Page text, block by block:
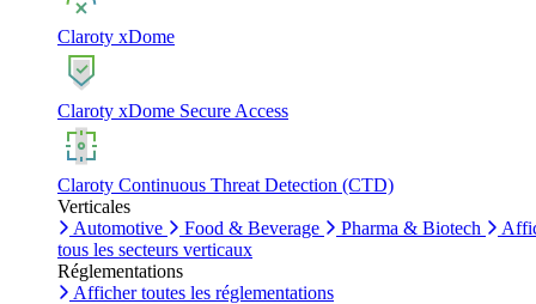
Claroty xDome
Claroty xDome Secure Access
Claroty Continuous Threat Detection (CTD)
Verticales
Automotive
Food & Beverage Pharma & Biotech
tous les secteurs verticaux
Réglementations
Afficher toutes les réglementations